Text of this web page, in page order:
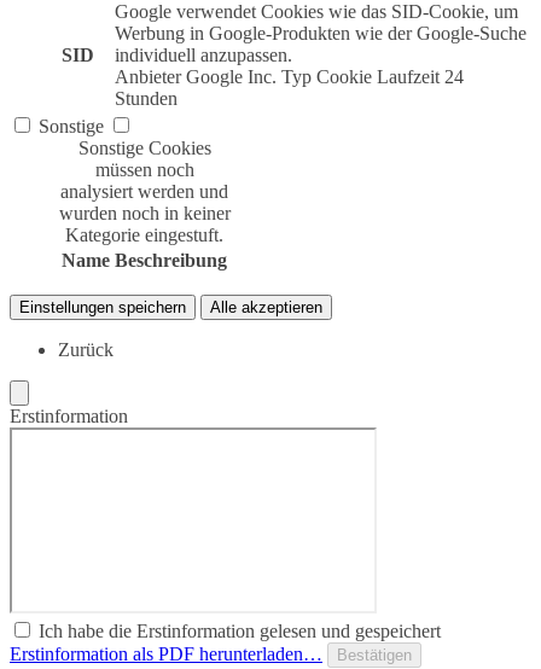
SID
Google verwendet Cookies wie das SID-Cookie, um
Werbung in Google-Produkten wie der Google-Suche
individuell anzupassen.
Anbieter Google Inc. Typ Cookie Laufzeit 24
Stunden
Sonstige
Sonstige Cookies
müssen noch
analysiert werden und
wurden noch in keiner
Kategorie eingestuft.
Name Beschreibung
Einstellungen speichern Alle akzeptieren
Zurück
Erstinformation
Ich habe die Erstinformation gelesen und gespeichert
Erstinformation als PDF herunterladen…
Bestätigen